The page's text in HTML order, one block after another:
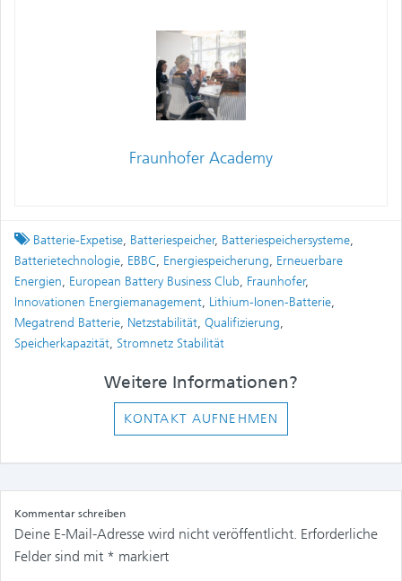
Fraunhofer Academy
Tagged
Batterie-Expetise, Batteriespeicher, Batteriespeichersysteme,
Batterietechnologie, EBBC, Energiespeicherung, Erneuerbare
Energien, European Battery Business Club, Fraunhofer,
Innovationen Energiemanagement, Lithium-Ionen-Batterie,
Megatrend Batterie, Netzstabilität, Qualifizierung,
Speicherkapazität, Stromnetz Stabilität
Weitere Informationen?
KONTAKT AUFNEHMEN
Kommentar schreiben
Deine E-Mail-Adresse wird nicht veröffentlicht. Erforderliche
Felder sind mit * markiert